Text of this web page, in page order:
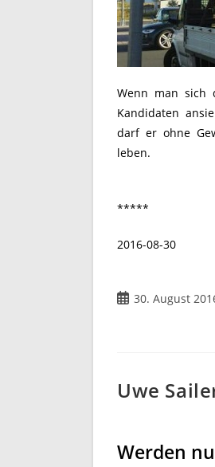
Wenn man sich
Kandidaten
darf er ohne
leben.
*****
2016-08-30
Beitrag
30. August
Uwe
Werden